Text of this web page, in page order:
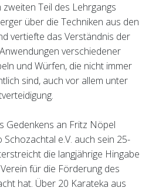
Teil des Lehrgangs
über die Techniken aus den
vertiefte das Verständnis der
verschiedener
und Würfen, die nicht immer
sind, auch vor allem unter
Gedenkens an Fritz Nöpel
e.V. auch sein 25-
die langjährige Hingabe
für die Förderung des
hat. Über 20 Karateka aus